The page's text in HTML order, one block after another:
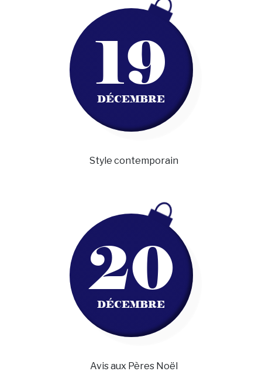
19
DÉCEMBRE
Style contemporain
20
DÉCEMBRE
Avis aux Pères Noël